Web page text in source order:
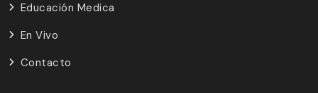
Educación Medica
En Vivo
Contacto